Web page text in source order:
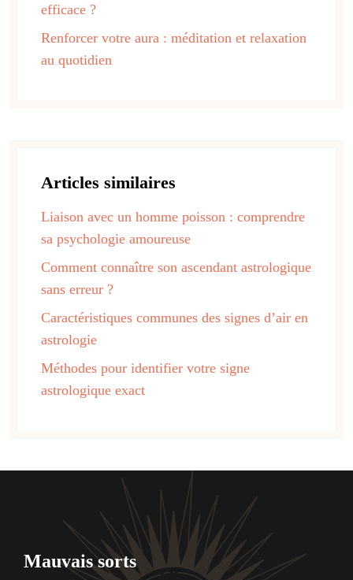
efficace ?
Renforcer votre aura : méditation et relaxation
au quotidien
Articles similaires
Liaison avec un homme poisson : comprendre
sa psychologie amoureuse
Comment connaître son ascendant astrologique
sans erreur ?
Caractéristiques communes des signes d’air en
astrologie
Méthodes pour identifier votre signe
astrologique exact
Mauvais sorts